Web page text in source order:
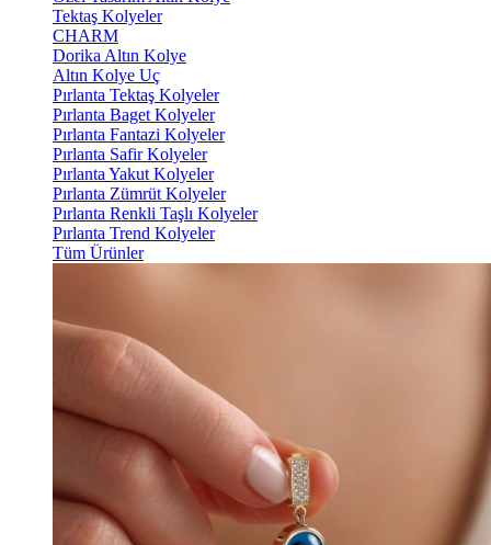
Tektaş Kolyeler
CHARM
Dorika Altın Kolye
Altın Kolye Uç
Pırlanta Tektaş Kolyeler
Pırlanta Baget Kolyeler
Pırlanta Fantazi Kolyeler
Pırlanta Safir Kolyeler
Pırlanta Yakut Kolyeler
Pırlanta Zümrüt Kolyeler
Pırlanta Renkli Taşlı Kolyeler
Pırlanta Trend Kolyeler
Tüm Ürünler